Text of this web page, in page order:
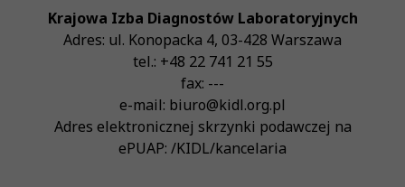
Krajowa Izba Diagnostów Laboratoryjnych
Adres: ul. Konopacka 4, 03-428 Warszawa
tel.: +48 22 741 21 55
fax: ---
e-mail: biuro@kidl.org.pl
Adres elektronicznej skrzynki podawczej na
ePUAP: /KIDL/kancelaria